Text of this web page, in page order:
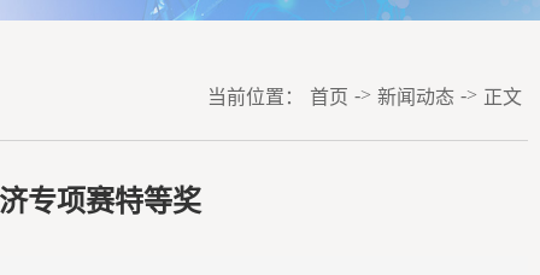
当前位置： 首页 -> 新闻动态 -> 正文
专项赛特等奖